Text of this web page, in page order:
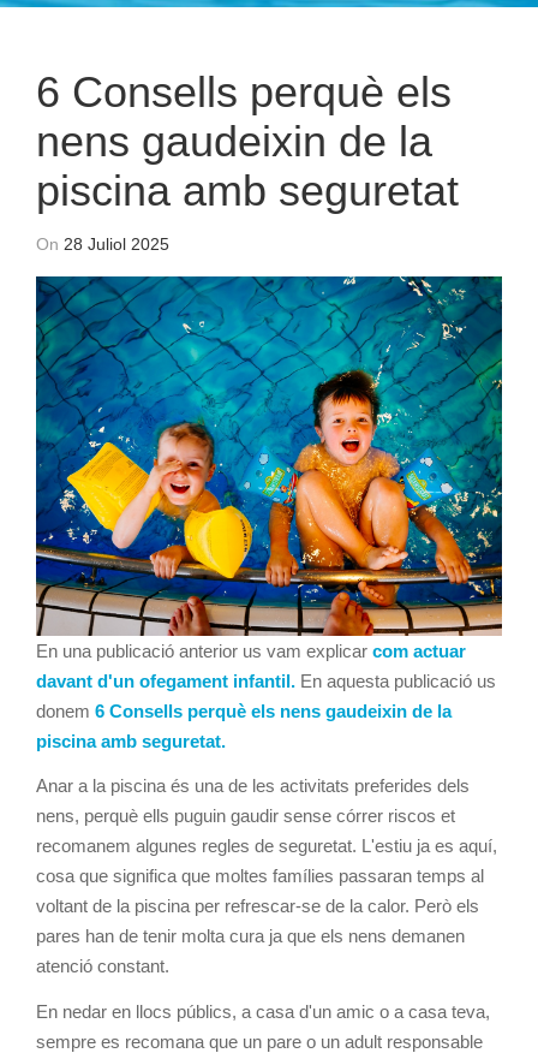
6 Consells perquè els
nens gaudeixin de la
piscina amb seguretat
On 28 Juliol 2025
En una publicació anterior us vam explicar com actuar
davant d'un ofegament infantil. En aquesta publicació us
donem 6 Consells perquè els nens gaudeixin de la
piscina amb seguretat.
Anar a la piscina és una de les activitats preferides dels
nens, perquè ells puguin gaudir sense córrer riscos et
recomanem algunes regles de seguretat. L'estiu ja es aquí,
cosa que significa que moltes famílies passaran temps al
voltant de la piscina per refrescar-se de la calor. Però els
pares han de tenir molta cura ja que els nens demanen
atenció constant.
En nedar en llocs públics, a casa d'un amic o a casa teva,
sempre es recomana que un pare o un adult responsable